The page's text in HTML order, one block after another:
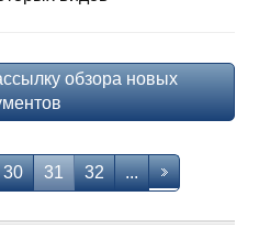
обзора новых
30 31 32 ...